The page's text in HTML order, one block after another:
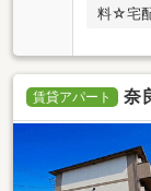
料☆宅
賃貸アパート 奈